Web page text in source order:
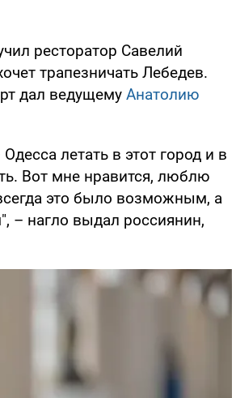
ресторатор Савелий
трапезничать Лебедев.
дал ведущему Анатолию
летать в этот город и в
Вот мне нравится, люблю
это было возможным, а
– нагло выдал россиянин,